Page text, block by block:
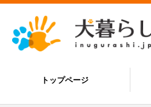
トップページ